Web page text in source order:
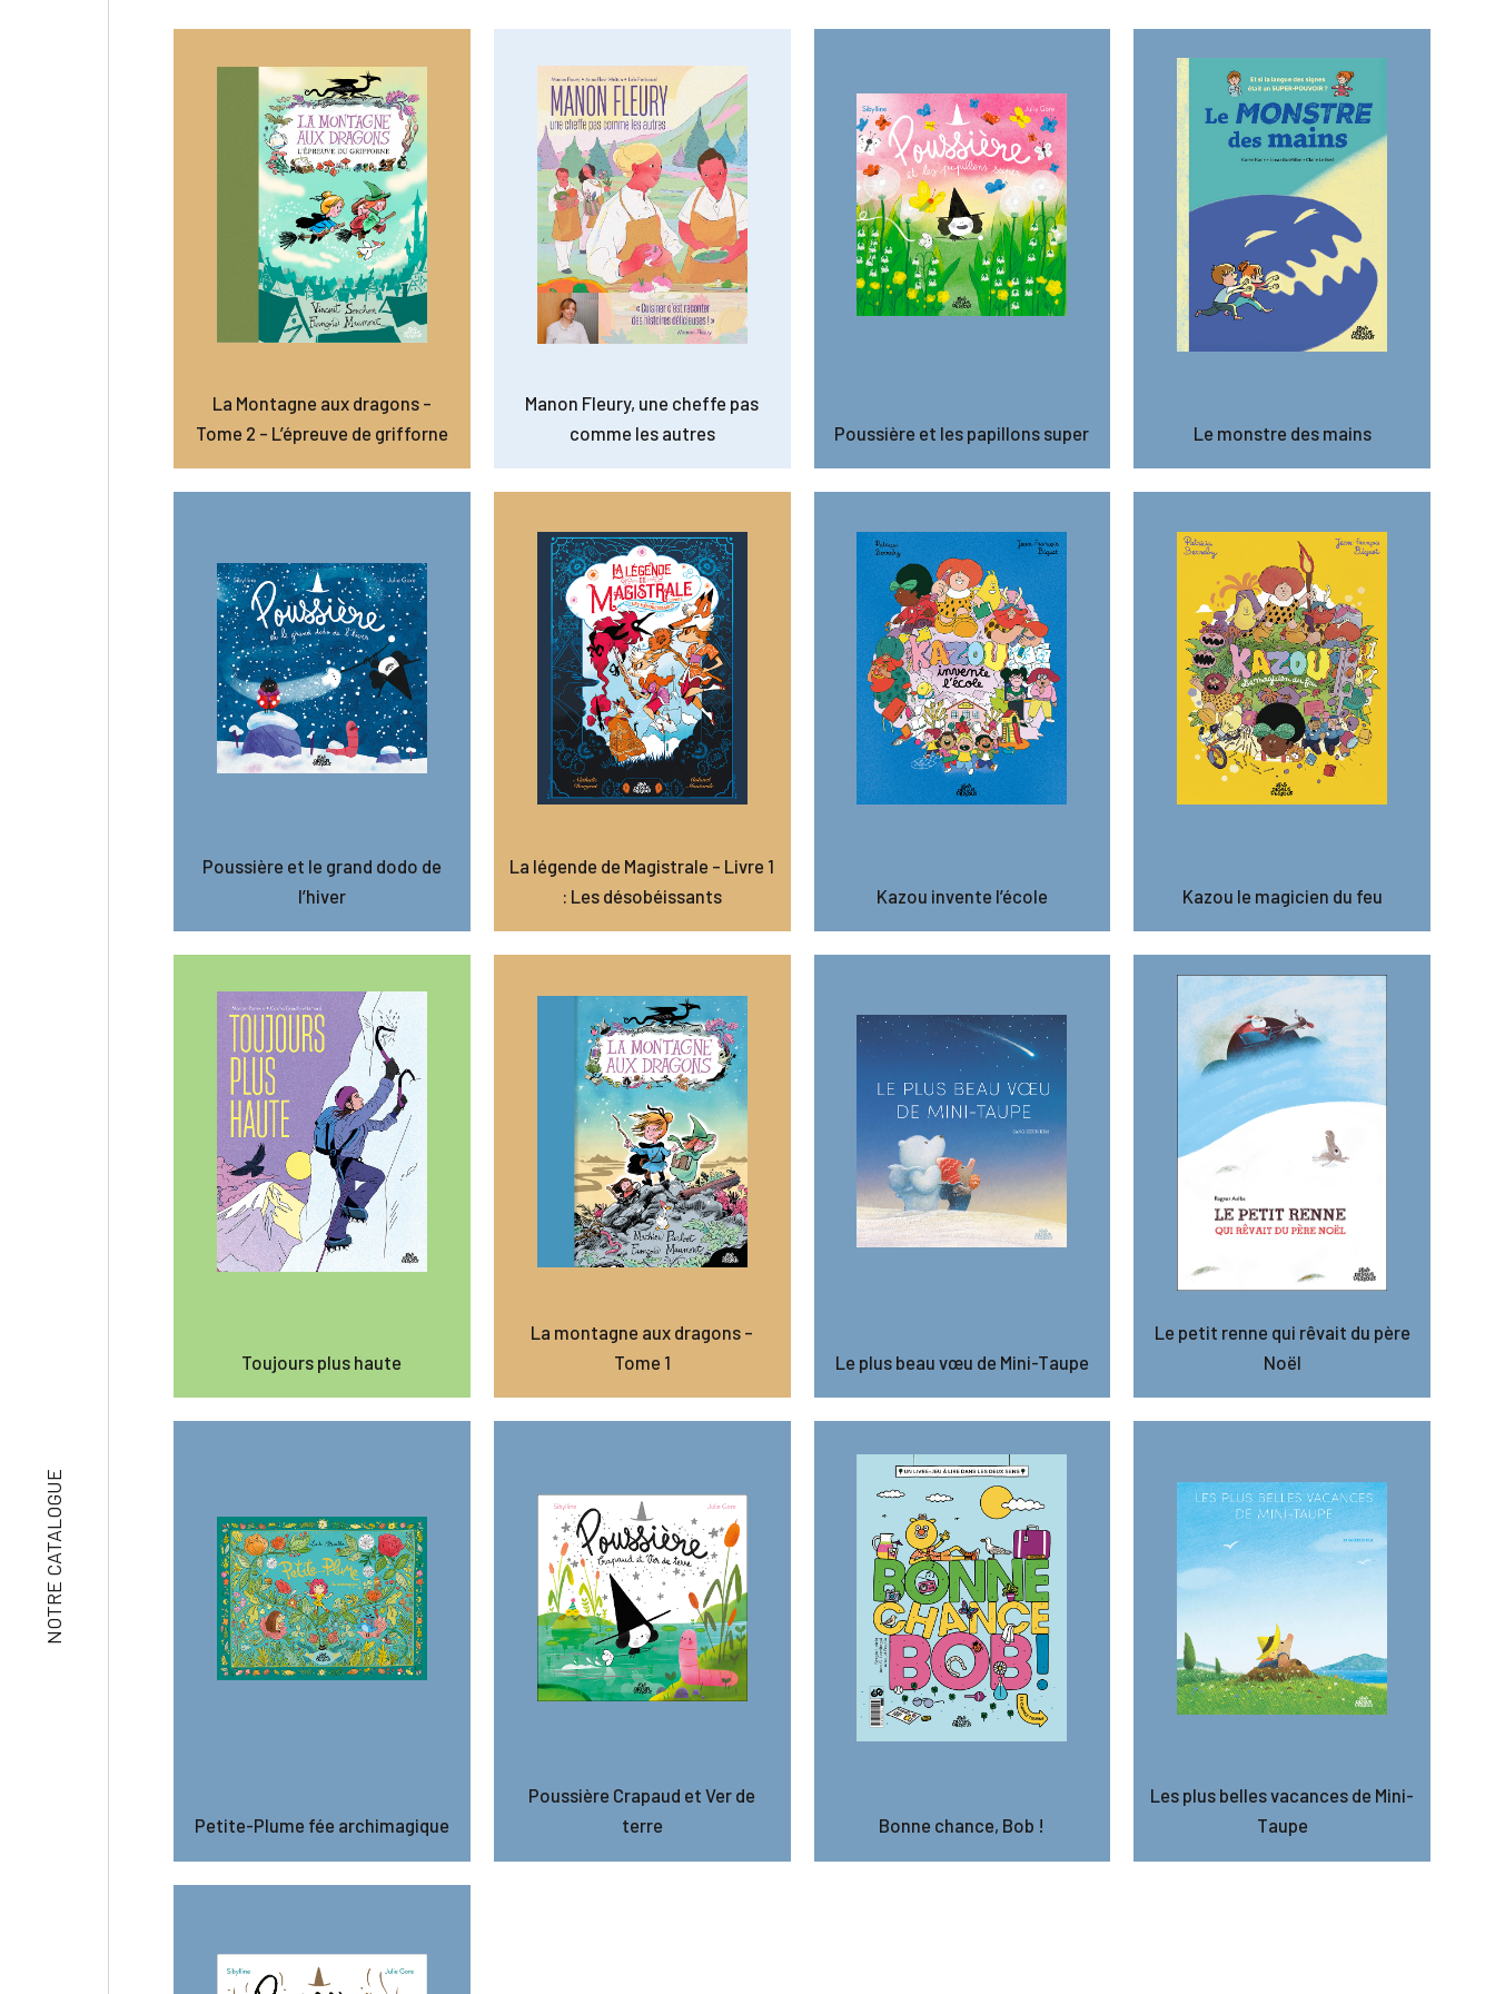
NOTRE CATALOGUE
La Montagne aux dragons –
Tome 2 – L’épreuve de grifforne
Manon Fleury, une cheffe pas
comme les autres
Poussière et les papillons super Le monstre des mains
Poussière et le grand dodo de
l’hiver
La légende de Magistrale – Livre 1
: Les désobéissants
Kazou invente l’école Kazou le magicien du feu
Toujours plus haute
La montagne aux dragons –
Tome 1
Le plus beau vœu de Mini-Taupe
Le petit renne qui rêvait du père
Noël
Petite-Plume fée archimagique
Poussière Crapaud et Ver de
terre
Bonne chance, Bob !
Les plus belles vacances de Mini-
Taupe